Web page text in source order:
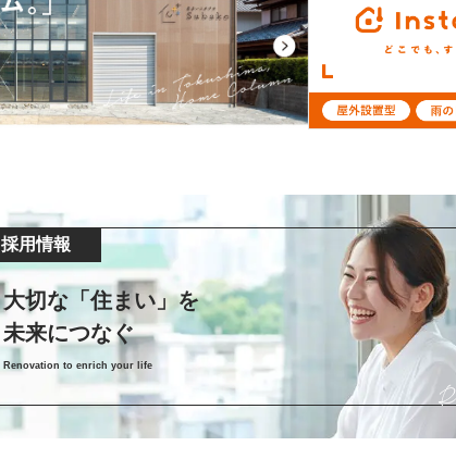
採用情報
大切な「住まい」を
未来につなぐ
Renovation to enrich your life